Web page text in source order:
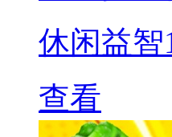
休闲益智
查看